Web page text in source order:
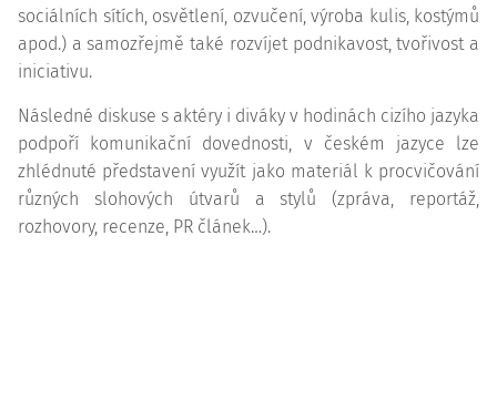
sociálních sítích, osvětlení, ozvučení, výroba kulis, kostýmů
apod.) a samozřejmě také rozvíjet podnikavost, tvořivost a
iniciativu.
Následné diskuse s aktéry i diváky v hodinách cizího jazyka
podpoří komunikační dovednosti, v českém jazyce lze
zhlédnuté představení využít jako materiál k procvičování
různých slohových útvarů a stylů (zpráva, reportáž,
rozhovory, recenze, PR článek…).